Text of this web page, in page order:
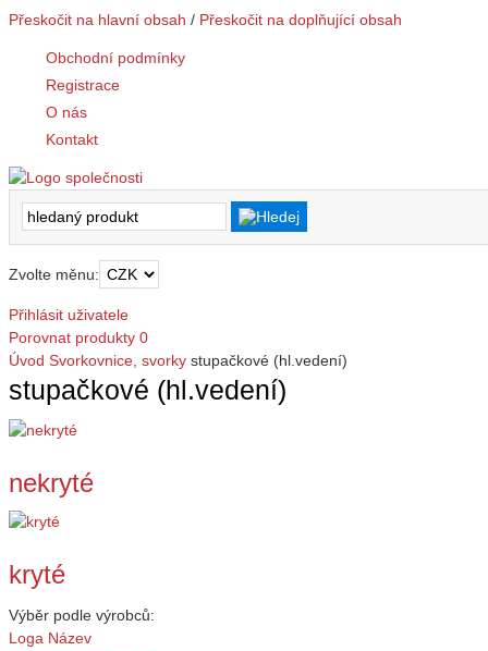
Přeskočit na hlavní obsah / Přeskočit na doplňující obsah
Obchodní podmínky
Registrace
O nás
Kontakt
Zvolte měnu:
Přihlásit uživatele
Porovnat produkty 0
Úvod Svorkovnice, svorky stupačkové (hl.vedení)
stupačkové (hl.vedení)
nekryté
kryté
Výběr podle výrobců:
Loga Název